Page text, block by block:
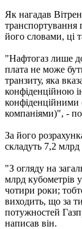
Як нагадав
його словами, ці
"Нафтогаз лише
плата не може
транзиту, яка
конфіденційною
компаніями)", -
За його
складуть 7,2 млрд
"З огляду на
млрд кубометрів
чотири роки;
виходить, що за
потужностей
написав він.